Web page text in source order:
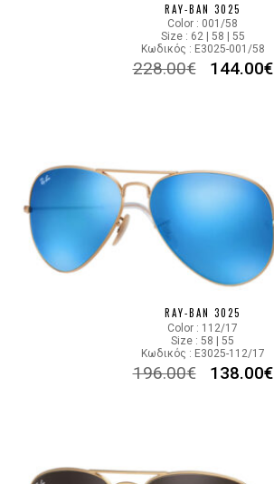
RAY-BAN 3025
Color : 001/58
Size : 62 | 58 | 55
Κωδικός : E3025-001/58
228.00€ 144.00€
RAY-BAN 3025
Color : 112/17
Size : 58 | 55
Κωδικός : E3025-112/17
196.00€ 138.00€